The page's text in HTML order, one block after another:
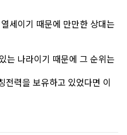
세이기 때문에 만만한 상대는
는 나라이기 때문에 그 순위는
전력을 보유하고 있었다면 이